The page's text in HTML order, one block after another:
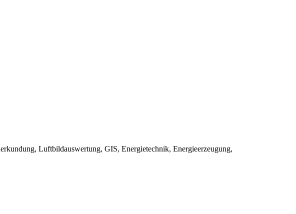
Luftbildauswertung, GIS, Energietechnik, Energieerzeugung,